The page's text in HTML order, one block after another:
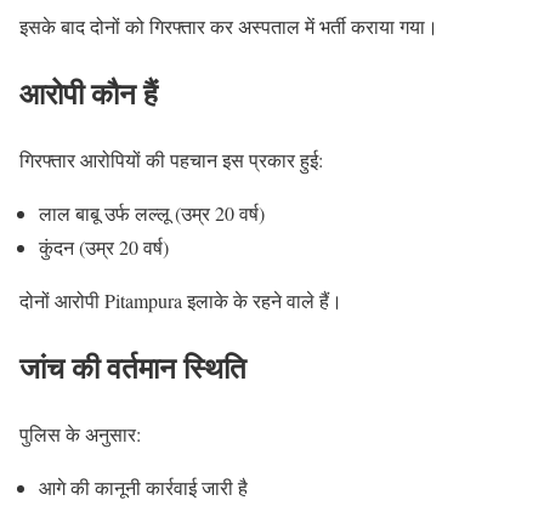
इसके बाद दोनों को गिरफ्तार कर अस्पताल में भर्ती कराया गया।
आरोपी कौन हैं
गिरफ्तार आरोपियों की पहचान इस प्रकार हुई:
लाल बाबू उर्फ लल्लू (उम्र 20 वर्ष)
कुंदन (उम्र 20 वर्ष)
दोनों आरोपी Pitampura इलाके के रहने वाले हैं।
जांच की वर्तमान स्थिति
पुलिस के अनुसार:
आगे की कानूनी कार्रवाई जारी है